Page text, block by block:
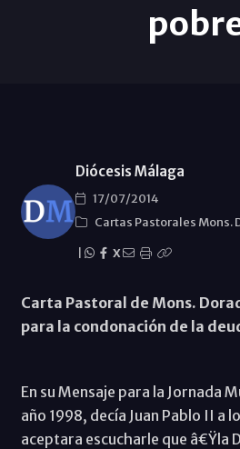
Diócesis Málaga
17/07/2014
Cartas Pastorales Mons.
X
Carta Pastoral de Mons.
para la condonación de la
En su Mensaje para la Jornada
año 1998, decía Juan Pablo II a
aceptara escucharle que â€Ÿla